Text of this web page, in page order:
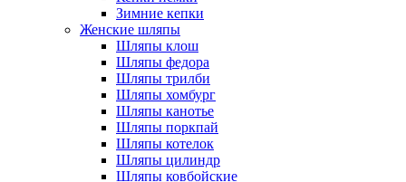
Зимние кепки
Женские шляпы
Шляпы клош
Шляпы федора
Шляпы трилби
Шляпы хомбург
Шляпы канотье
Шляпы поркпай
Шляпы котелок
Шляпы цилиндр
Шляпы ковбойские